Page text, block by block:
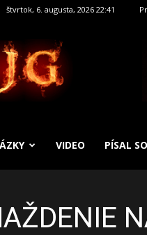
štvrtok, 6. augusta, 2026 22:41
VIDEO PÍSAL